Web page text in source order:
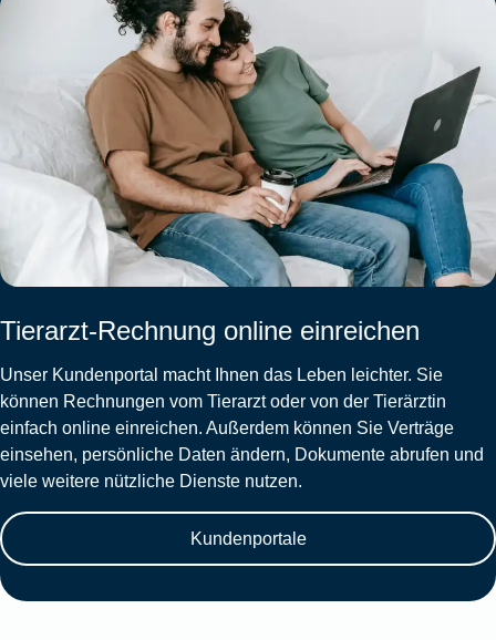
Tierarzt-Rechnung online einreichen
Unser Kundenportal macht Ihnen das Leben leichter. Sie
können Rechnungen vom Tierarzt oder von der Tierärztin
einfach online einreichen. Außerdem können Sie Verträge
einsehen, persönliche Daten ändern, Dokumente abrufen und
viele weitere nützliche Dienste nutzen.
Kundenportale